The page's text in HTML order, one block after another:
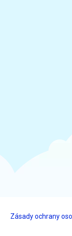
Zásady ochrany